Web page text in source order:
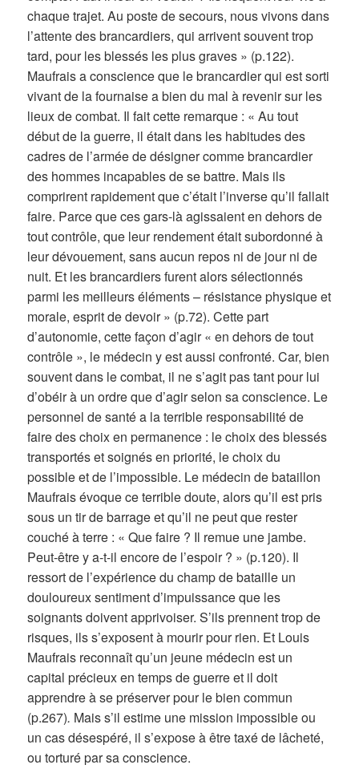
chaque trajet. Au poste de secours, nous vivons dans
l’attente des brancardiers, qui arrivent souvent trop
tard, pour les blessés les plus graves » (p.122).
Maufrais a conscience que le brancardier qui est sorti
vivant de la fournaise a bien du mal à revenir sur les
lieux de combat. Il fait cette remarque : « Au tout
début de la guerre, il était dans les habitudes des
cadres de l’armée de désigner comme brancardier
des hommes incapables de se battre. Mais ils
comprirent rapidement que c’était l’inverse qu’il fallait
faire. Parce que ces gars-là agissaient en dehors de
tout contrôle, que leur rendement était subordonné à
leur dévouement, sans aucun repos ni de jour ni de
nuit. Et les brancardiers furent alors sélectionnés
parmi les meilleurs éléments – résistance physique et
morale, esprit de devoir » (p.72). Cette part
d’autonomie, cette façon d’agir « en dehors de tout
contrôle », le médecin y est aussi confronté. Car, bien
souvent dans le combat, il ne s’agit pas tant pour lui
d’obéir à un ordre que d’agir selon sa conscience. Le
personnel de santé a la terrible responsabilité de
faire des choix en permanence : le choix des blessés
transportés et soignés en priorité, le choix du
possible et de l’impossible. Le médecin de bataillon
Maufrais évoque ce terrible doute, alors qu’il est pris
sous un tir de barrage et qu’il ne peut que rester
couché à terre : « Que faire ? Il remue une jambe.
Peut-être y a-t-il encore de l’espoir ? » (p.120). Il
ressort de l’expérience du champ de bataille un
douloureux sentiment d’impuissance que les
soignants doivent apprivoiser. S’ils prennent trop de
risques, ils s’exposent à mourir pour rien. Et Louis
Maufrais reconnaît qu’un jeune médecin est un
capital précieux en temps de guerre et il doit
apprendre à se préserver pour le bien commun
(p.267). Mais s’il estime une mission impossible ou
un cas désespéré, il s’expose à être taxé de lâcheté,
ou torturé par sa conscience.